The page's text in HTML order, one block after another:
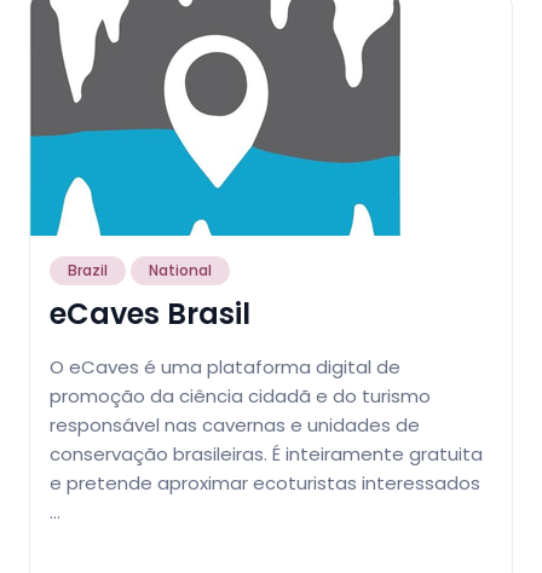
Brazil National
eCaves Brasil
O eCaves é uma plataforma digital de
promoção da ciência cidadã e do turismo
responsável nas cavernas e unidades de
conservação brasileiras. É inteiramente gratuita
e pretende aproximar ecoturistas interessados
…